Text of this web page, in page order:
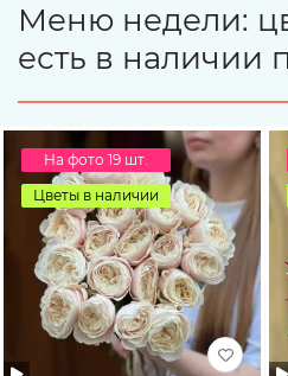
Меню недели:
есть в наличии
На фото 19 шт.
Цветы в наличии